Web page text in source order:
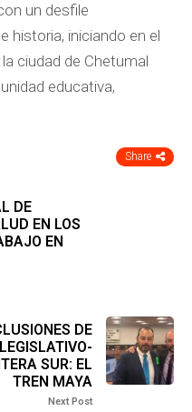
un desfile
historia, iniciando en el
ciudad de Chetumal
educativa,
Share
DE
EN LOS
EN
DE
SUR: EL
TREN MAYA
Next Post